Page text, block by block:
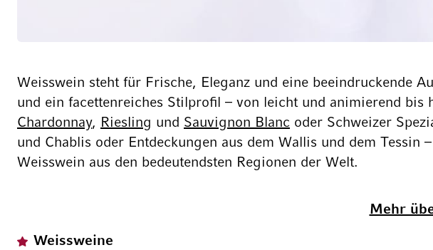
Weisswein steht für Frische, Eleganz und eine beeindruckende
und ein facettenreiches Stilprofil – von leicht und animierend
Chardonnay, Riesling und Sauvignon Blanc oder Schweizer
und Chablis oder Entdeckungen aus dem Wallis und dem
Weisswein aus den bedeutendsten Regionen der Welt.
Mehr
Weissweine